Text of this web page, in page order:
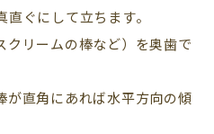
ぐにして立ちます。
リームの棒など）を奥歯で
直角にあれば水平方向の傾